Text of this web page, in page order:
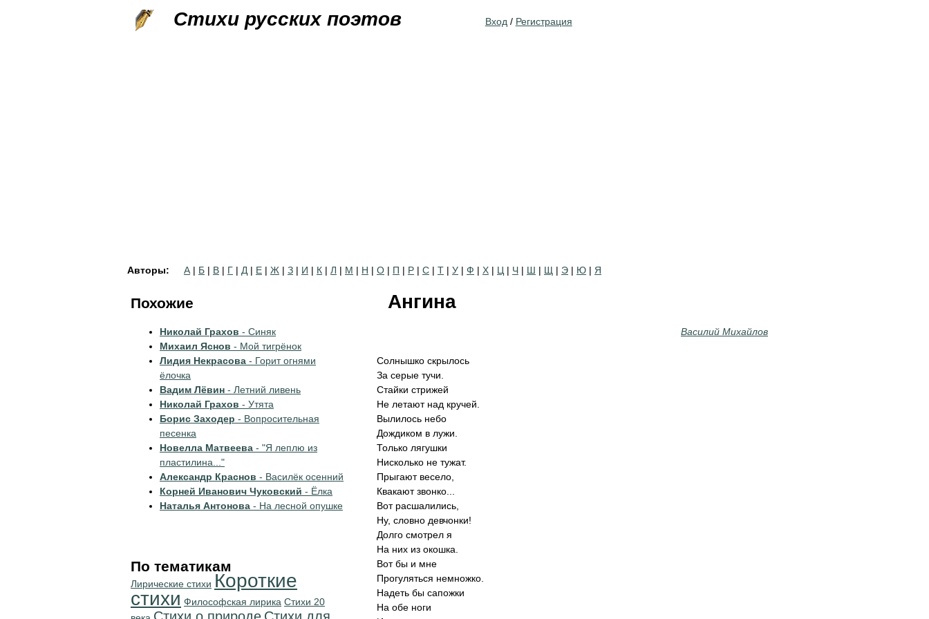
Стихи русских поэтов Вход / Регистрация
Авторы: А | Б | В | Г | Д | Е | Ж | З | И | К | Л | М | Н | О | П | Р | С | Т | У | Ф | Х | Ц | Ч | Ш | Щ | Э | Ю | Я
Ангина
Василий Михайлов
Солнышко скрылось
За серые тучи.
Стайки стрижей
Не летают над кручей.
Вылилось небо
Дождиком в лужи.
Только лягушки
Нисколько не тужат.
Прыгают весело,
Квакают звонко...
Вот расшалились,
Ну, словно девчонки!
Долго смотрел я
На них из окошка.
Вот бы и мне
Прогуляться немножко.
Надеть бы сапожки
На обе ноги
Похожие
Николай Грахов - Синяк
Михаил Яснов - Мой тигрёнок
Лидия Некрасова - Горит огнями
ёлочка
Вадим Лёвин - Летний ливень
Николай Грахов - Утята
Борис Заходер - Вопросительная
песенка
Новелла Матвеева - "Я леплю из
пластилина..."
Александр Краснов - Василёк осенний
Корней Иванович Чуковский - Ёлка
Наталья Антонова - На лесной опушке
По тематикам
Лирические стихи Короткие
стихи Философская лирика Стихи 20